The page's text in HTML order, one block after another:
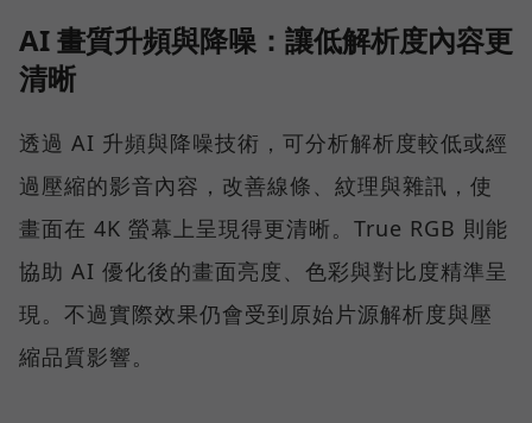
AI 畫質升頻與降噪：讓低解析度內容更
清晰
透過 AI 升頻與降噪技術，可分析解析度較低或經
過壓縮的影音內容，改善線條、紋理與雜訊，使
畫面在 4K 螢幕上呈現得更清晰。True RGB 則能
協助 AI 優化後的畫面亮度、色彩與對比度精準呈
現。不過實際效果仍會受到原始片源解析度與壓
縮品質影響。